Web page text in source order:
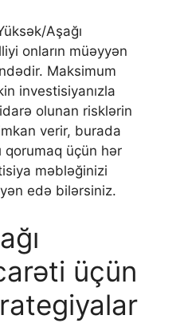
Aşağı
onların müəyyən
Maksimum
investisiyanızla
olunan risklərin
verir, burada
qorumaq üçün hər
məbləğinizi
edə bilərsiniz.
üçün